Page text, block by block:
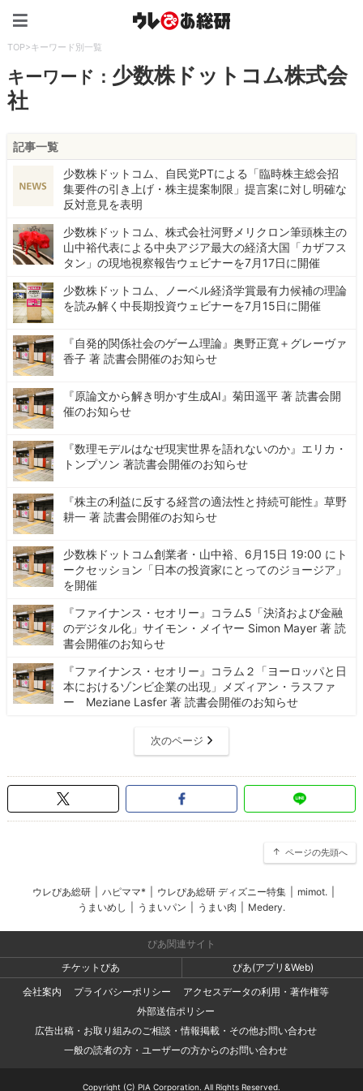
TOP>キーワード別一覧
キーワード： 少数株ドットコム株式会
社
記事一覧
少数株ドットコム、自民党PTによる「臨時株主総会招
集要件の引き上げ・株主提案制限」提言案に対し明確な
反対意見を表明
少数株ドットコム、株式会社河野メリクロン筆頭株主の
山中裕代表による中央アジア最大の経済大国「カザフス
タン」の現地視察報告ウェビナーを7月17日に開催
少数株ドットコム、ノーベル経済学賞最有力候補の理論
を読み解く中長期投資ウェビナーを7月15日に開催
『自発的関係社会のゲーム理論』奥野正寛＋グレーヴァ
香子 著 読書会開催のお知らせ
『原論文から解き明かす生成AI』菊田遥平 著 読書会開
催のお知らせ
『数理モデルはなぜ現実世界を語れないのか』エリカ・
トンプソン 著読書会開催のお知らせ
『株主の利益に反する経営の適法性と持続可能性』草野
耕一 著 読書会開催のお知らせ
少数株ドットコム創業者・山中裕、6月15日 19:00 にト
ークセッション「日本の投資家にとってのジョージア」
を開催
『ファイナンス・セオリー』コラム5「決済および金融
のデジタル化」サイモン・メイヤー Simon Mayer 著 読
書会開催のお知らせ
『ファイナンス・セオリー』コラム２「ヨーロッパと日
本におけるゾンビ企業の出現」メズィアン・ラスファ
ー Meziane Lasfer 著 読書会開催のお知らせ
次のページ
ページの先頭へ
ウレぴあ総研 ハピママ* ウレぴあ総研 ディズニー特集 mimot.
うまいめし
うまいパン うまい肉 Medery.
ぴあ関連サイト
チケットぴあ
ぴあ(アプリ&Web)
会社案内
プライバシーポリシー
アクセスデータの利用・著作権等
外部送信ポリシー
広告出稿・お取り組みのご相談・情報掲載・その他お問い合わせ
一般の読者の方・ユーザーの方からのお問い合わせ
Copyright (C) PIA Corporation. All Rights Reserved.